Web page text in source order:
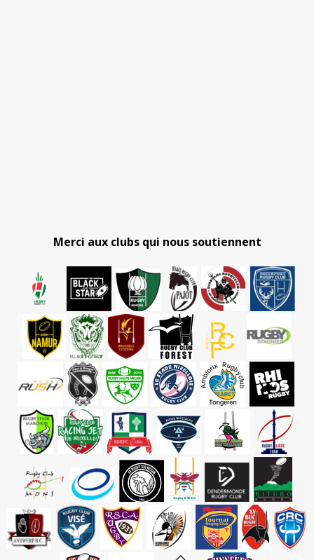
Merci aux clubs qui nous soutiennent